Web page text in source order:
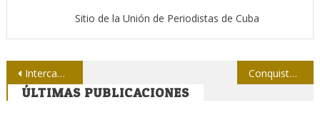
Sitio de la Unión de Periodistas de Cuba
Navegación
de
Intercambian jóvenes periodistas de medios habaneros Conquista Ares Premio Lurie de la ONU
ÚLTIMAS PUBLICACIONES